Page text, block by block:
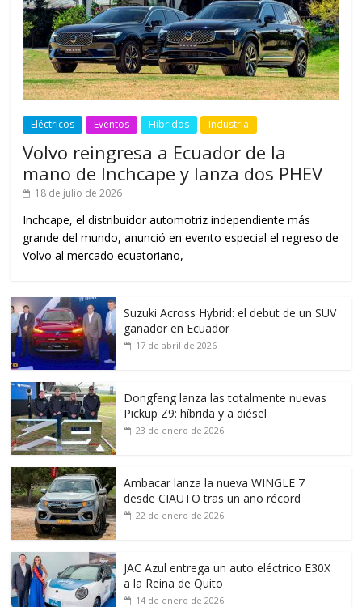
Eléctricos Eventos Híbridos Industria
Volvo reingresa a Ecuador de la
mano de Inchcape y lanza dos PHEV
18 de julio de 2026
Inchcape, el distribuidor automotriz independiente más
grande del mundo, anunció en evento especial el regreso de
Volvo al mercado ecuatoriano,
Suzuki Across Hybrid: el debut de un SUV
ganador en Ecuador
17 de abril de 2026
Dongfeng lanza las totalmente nuevas
Pickup Z9: híbrida y a diésel
23 de enero de 2026
Ambacar lanza la nueva WINGLE 7
desde CIAUTO tras un año récord
22 de enero de 2026
JAC Azul entrega un auto eléctrico E30X
a la Reina de Quito
14 de enero de 2026